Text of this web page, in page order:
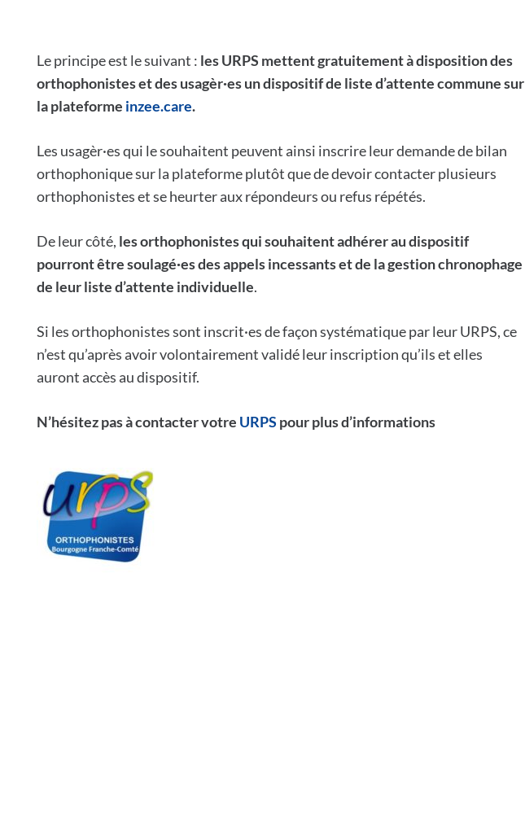
Le principe est le suivant : les URPS mettent gratuitement à disposition des
orthophonistes et des usagèr·es un dispositif de liste d’attente commune sur
la plateforme inzee.care.
Les usagèr·es qui le souhaitent peuvent ainsi inscrire leur demande de bilan
orthophonique sur la plateforme plutôt que de devoir contacter plusieurs
orthophonistes et se heurter aux répondeurs ou refus répétés.
De leur côté, les orthophonistes qui souhaitent adhérer au dispositif
pourront être soulagé·es des appels incessants et de la gestion chronophage
de leur liste d’attente individuelle.
Si les orthophonistes sont inscrit·es de façon systématique par leur URPS, ce
n’est qu’après avoir volontairement validé leur inscription qu’ils et elles
auront accès au dispositif.
N’hésitez pas à contacter votre URPS pour plus d’informations